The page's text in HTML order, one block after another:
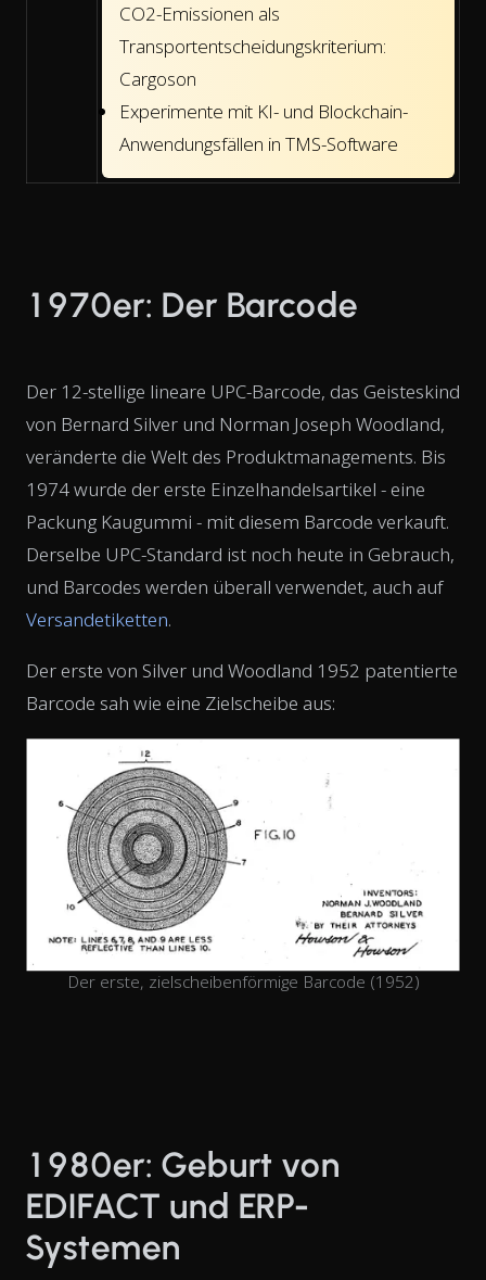
CO2-Emissionen als
Transportentscheidungskriterium:
Cargoson
Experimente mit KI- und Blockchain-
Anwendungsfällen in TMS-Software
1970er: Der Barcode
Der 12-stellige lineare UPC-Barcode, das Geisteskind
von Bernard Silver und Norman Joseph Woodland,
veränderte die Welt des Produktmanagements. Bis
1974 wurde der erste Einzelhandelsartikel - eine
Packung Kaugummi - mit diesem Barcode verkauft.
Derselbe UPC-Standard ist noch heute in Gebrauch,
und Barcodes werden überall verwendet, auch auf
Versandetiketten.
Der erste von Silver und Woodland 1952 patentierte
Barcode sah wie eine Zielscheibe aus:
Der erste, zielscheibenförmige Barcode (1952)
1980er: Geburt von
EDIFACT und ERP-
Systemen